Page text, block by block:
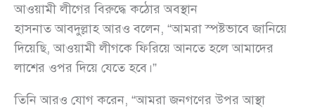
আওয়ামী লীগের বিরুদ্ধে কঠোর অবস্থান
হাসনাত আবদুল্লাহ আরও বলেন, “আমরা স্পষ্টভাবে জানিয়ে
দিয়েছি, আওয়ামী লীগকে ফিরিয়ে আনতে হলে আমাদের
লাশের ওপর দিয়ে যেতে হবে।”
তিনি আরও যোগ করেন, “আমরা জনগণের উপর আস্থা